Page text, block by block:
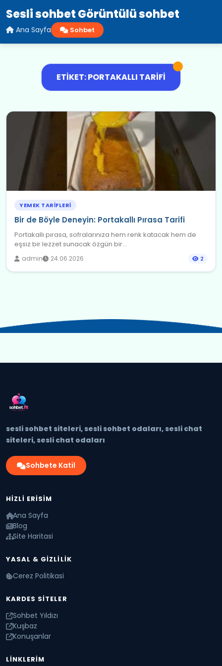
Sesli sohbet Görüntülü sohbet
Ana Sayfa Sohbet
ETIKET: PORTAKALLI TARIFI
YEMEK TARIFLERI
Bir de Böyle Deneyin: Portakallı Pırasa Tarifi
Portakallı pırasa, sofralarınıza hem renk katacak hem de
eşsiz bir lezzet sunacak özgün bir...
admin 24.06.2026 2
sesli sohbet siteleri, sesli sohbet odaları, sesli chat
siteleri, sesli chat odaları
Sohbete Katil
HIZLI ERISIM
Ana Sayfa
Blog
Site Haritasi
YASAL & GIZLILIK
Cerez Politikasi
KARDES SITELER
Sohbet Yıldızı
Kuşbaz
Konuşanlar
LINKLERIM